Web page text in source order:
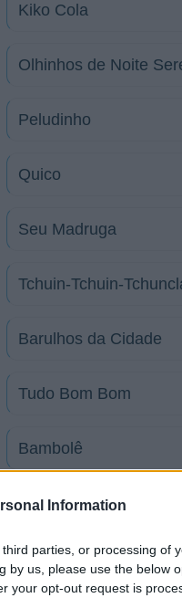
Information
parties, or processing of
by us, please use the below
your opt-out request is
Kiko Cola
Olhinhos de Noite
Peludinho
Quico
Seu Madruga
Tchuin-Tchuin-
Barulhos da Cidade
Tudo Bom Bom
Bambolê
Aeróbica
Empine o Nariz